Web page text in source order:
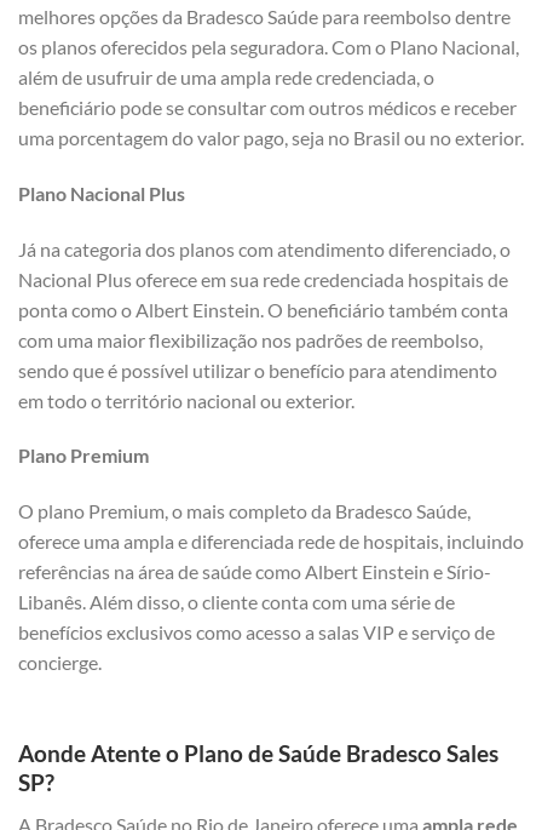
melhores opções da Bradesco Saúde para reembolso dentre
os planos oferecidos pela seguradora. Com o Plano Nacional,
além de usufruir de uma ampla rede credenciada, o
beneficiário pode se consultar com outros médicos e receber
uma porcentagem do valor pago, seja no Brasil ou no exterior.
Plano Nacional Plus
Já na categoria dos planos com atendimento diferenciado, o
Nacional Plus oferece em sua rede credenciada hospitais de
ponta como o Albert Einstein. O beneficiário também conta
com uma maior flexibilização nos padrões de reembolso,
sendo que é possível utilizar o benefício para atendimento
em todo o território nacional ou exterior.
Plano Premium
O plano Premium, o mais completo da Bradesco Saúde,
oferece uma ampla e diferenciada rede de hospitais, incluindo
referências na área de saúde como Albert Einstein e Sírio-
Libanês. Além disso, o cliente conta com uma série de
benefícios exclusivos como acesso a salas VIP e serviço de
concierge.
Aonde Atente o Plano de Saúde Bradesco Sales
SP?
A Bradesco Saúde no Rio de Janeiro oferece uma ampla rede